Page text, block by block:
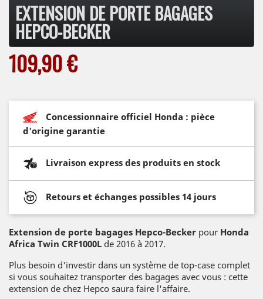
EXTENSION DE PORTE BAGAGES
HEPCO-BECKER
109,90 €
Concessionnaire officiel Honda : pièce
d'origine garantie
Livraison express des produits en stock
Retours et échanges possibles 14 jours
Extension de porte bagages Hepco-Becker pour Honda
Africa Twin CRF1000L de 2016 à 2017.
Plus besoin d'investir dans un système de top-case complet
si vous souhaitez transporter des bagages avec vous : cette
extension de chez Hepco saura faire l'affaire.